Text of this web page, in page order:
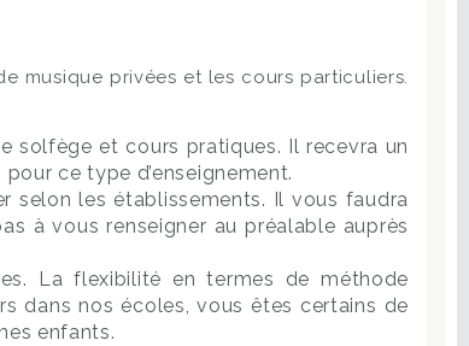
musique privées et les cours particuliers.
solfège et cours pratiques. Il recevra un
ce type d’enseignement.
selon les établissements. Il vous faudra
à vous renseigner au préalable auprès
La flexibilité en termes de méthode
dans nos écoles, vous êtes certains de
enfants.